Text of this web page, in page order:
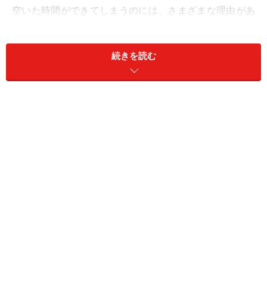
空いた時間ができてしまうのには、さまざまな理由があ
いうような、ムダ遣いを防ぐ方法を考える必要があるの
続きを読む